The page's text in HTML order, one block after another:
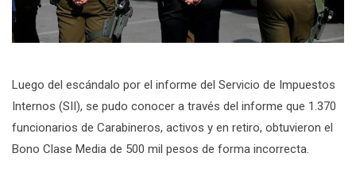
Luego del escándalo por el informe del Servicio de Impuestos
Internos (SII), se pudo conocer a través del informe que 1.370
funcionarios de Carabineros, activos y en retiro, obtuvieron el
Bono Clase Media de 500 mil pesos de forma incorrecta.